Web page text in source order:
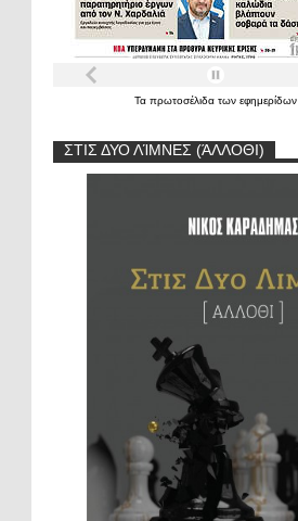
Τα πρωτοσέλιδα των εφημερίδων
ΣΤΙΣ ΔΥΟ ΛΊΜΝΕΣ (ΆΛΛΟΘΙ)